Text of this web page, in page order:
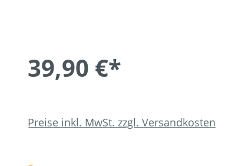
39,90 €*
Preise inkl. MwSt. zzgl. Versandkosten